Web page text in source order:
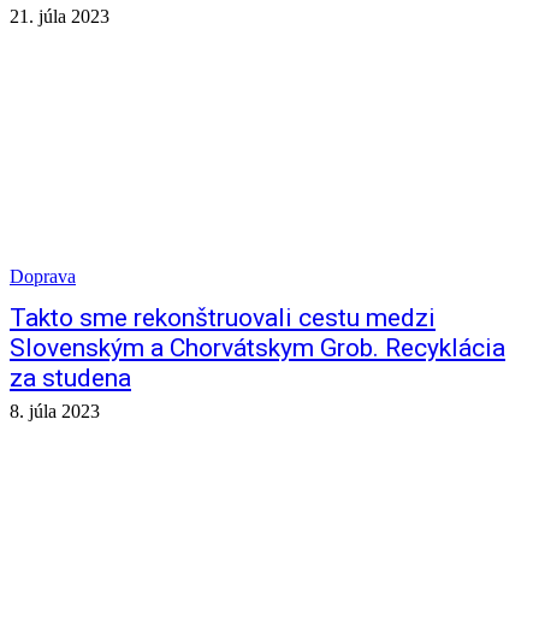
21. júla 2023
Doprava
Takto sme rekonštruovali cestu medzi
Slovenským a Chorvátskym Grob. Recyklácia
za studena
8. júla 2023